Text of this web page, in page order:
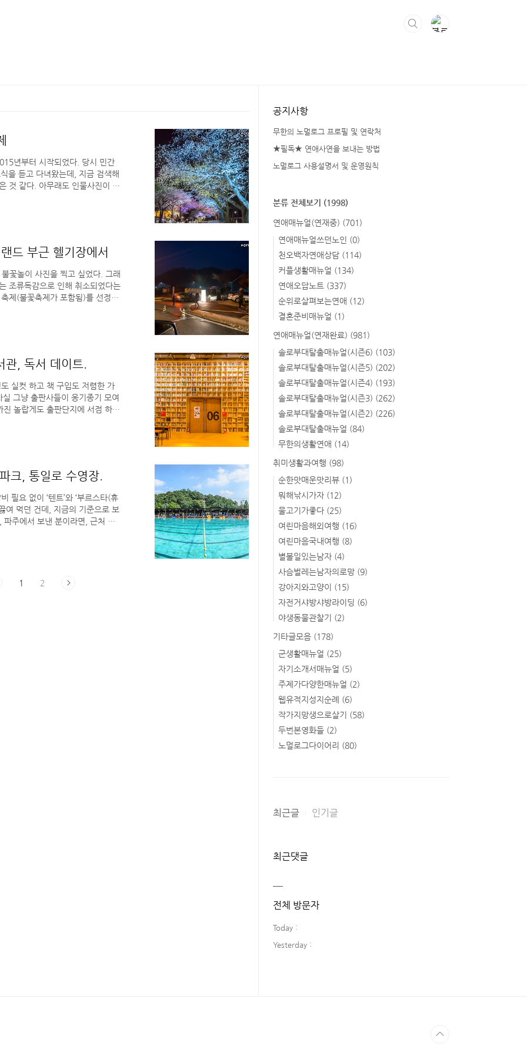
년부터 시작되었다. 당시 민간
을 듣고 다녀왔는데, 지금 검색해
것 같다. 아무래도 인물사진이 8
벚꽃놀이엔 나와 공쥬님 말고도
드 부근 헬기장에서
꽃놀이 사진을 찍고 싶었다. 그래
조류독감으로 인해 취소되었다는
제(불꽃축제가 포함됨)를 선정해
다고 했다. 그래서 불꽃놀이는
관, 독서 데이트.
실컷 하고 책 구입도 저렴한 가
그냥 출판사들이 옹기종기 모여
놀랍게도 출판단지에 서점 하나
없잖아?” 하며 돌아가곤 했다.
크, 통일로 수영장.
필요 없이 ‘텐트’와 ‘부르스타(휴
여 먹던 건데, 지금의 기준으로 보
파주에서 보낸 분이라면, 근처 산
싫어해요.” 라는 취사 자제 현수
않았기에 산 속에..
1 2
공지사항
무한의 노멀로그 프로필 및 연락처
★필독★ 연애사연을 보내는 방법
노멀로그 사용설명서 및 운영원칙
분류 전체보기 (1998)
연애매뉴얼(연재중) (701)
연애매뉴얼쓰던노인 (0)
천오백자연애상담 (114)
커플생활매뉴얼 (134)
연애오답노트 (337)
순위로살펴보는연애 (12)
결혼준비매뉴얼 (1)
연애매뉴얼(연재완료) (981)
솔로부대탈출매뉴얼(시즌6) (103)
솔로부대탈출매뉴얼(시즌5) (202)
솔로부대탈출매뉴얼(시즌4) (193)
솔로부대탈출매뉴얼(시즌3) (262)
솔로부대탈출매뉴얼(시즌2) (226)
솔로부대탈출매뉴얼 (84)
무한의생활연애 (14)
취미생활과여행 (98)
순한맛매운맛리뷰 (1)
뭐해낚시가자 (12)
물고기가좋다 (25)
여린마음해외여행 (16)
여린마음국내여행 (8)
별볼일있는남자 (4)
사슴벌레는남자의로망 (9)
강아지와고양이 (15)
자전거샤방샤방라이딩 (6)
야생동물관찰기 (2)
기타글모음 (178)
군생활매뉴얼 (25)
자기소개서매뉴얼 (5)
주제가다양한매뉴얼 (2)
웹유적지성지순례 (6)
작가지망생으로살기 (58)
두번본영화들 (2)
노멀로그다이어리 (80)
최근글 인기글
최근댓글
전체 방문자
Today :
Yesterday :